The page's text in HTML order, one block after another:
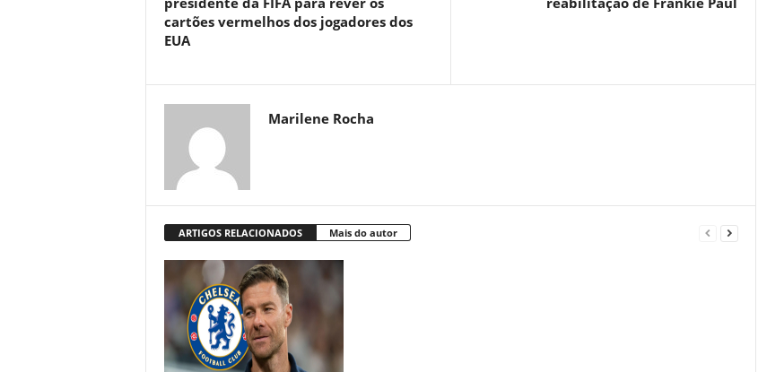
cartões vermelhos dos jogadores dos
EUA
Marilene Rocha
ARTIGOS RELACIONADOS Mais do autor